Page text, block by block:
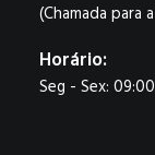
(Chamada para
Horário:
Seg - Sex: